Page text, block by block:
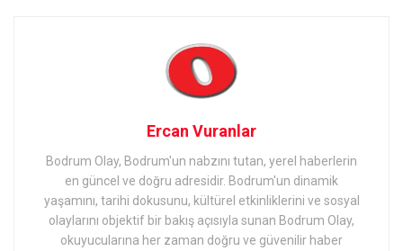
Ercan Vuranlar
Bodrum Olay, Bodrum'un nabzını tutan, yerel haberlerin
en güncel ve doğru adresidir. Bodrum'un dinamik
yaşamını, tarihi dokusunu, kültürel etkinliklerini ve sosyal
olaylarını objektif bir bakış açısıyla sunan Bodrum Olay,
okuyucularına her zaman doğru ve güvenilir haber